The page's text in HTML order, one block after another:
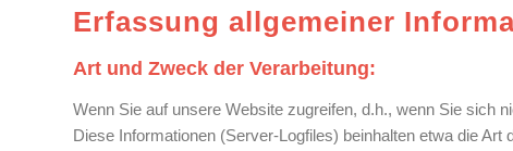
Erfassung allgemeiner
Art und Zweck der Verarbeitung:
Wenn Sie auf unsere Website zugreifen, d.h., wenn Sie sich
Diese Informationen (Server-Logfiles) beinhalten etwa die